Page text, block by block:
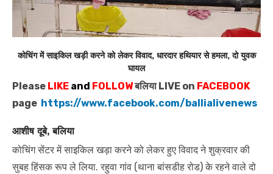
कोचिंग में साइकिल खड़ी करने को लेकर विवाद, धारदार हथियार से हमला, दो युवक
घायल
Please LIKE and FOLLOWबलिया LIVE on FACEBOOK
page https://www.facebook.com/ballialivenews
आशीष दूबे, बलिया
कोचिंग सेंटर में साइकिल खड़ा करने को लेकर हुए विवाद ने शुक्रवार की
सुबह हिंसक रूप ले लिया. रहुवा गांव (थाना बांसडीह रोड) के रहने वाले दो